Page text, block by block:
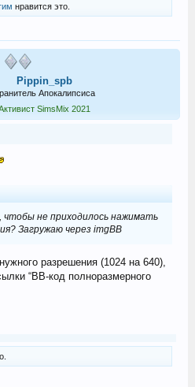
нравится это.
Pippin_spb
Апокалипсиса
SimsMix 2021
чтобы не приходилось нажимать
Загружаю через imgBB
разрешения (1024 на 640),
“BB-код полноразмерного